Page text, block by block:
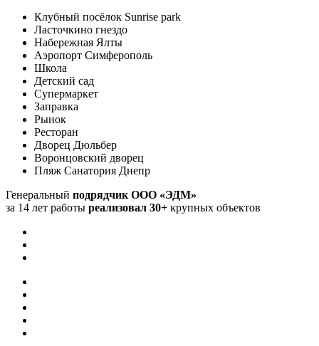
Клубный посёлок Sunrise park
Ласточкино гнездо
Набережная Ялты
Аэропорт Симферополь
Школа
Детский сад
Супермаркет
Заправка
Рынок
Ресторан
Дворец Дюльбер
Воронцовский дворец
Пляж Санатория Днепр
Генеральный подрядчик ООО «ЭДМ»
за 14 лет работы реализовал 30+ крупных объектов